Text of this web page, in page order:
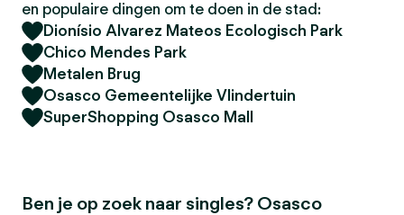
en populaire dingen om te doen in de stad:
Dionísio Alvarez Mateos Ecologisch Park
Chico Mendes Park
Metalen Brug
Osasco Gemeentelijke Vlindertuin
SuperShopping Osasco Mall
Ben je op zoek naar singles? Osasco